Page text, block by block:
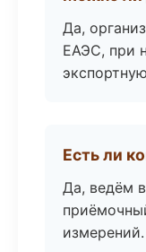
Да,
ЕАЭС, при
Есть ли
Да, ведём
измерений.